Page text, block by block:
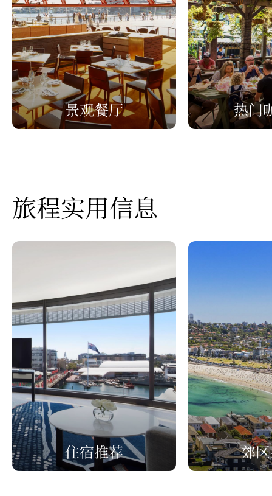
景观餐厅 热门
旅程实用信息
住宿推荐 郊